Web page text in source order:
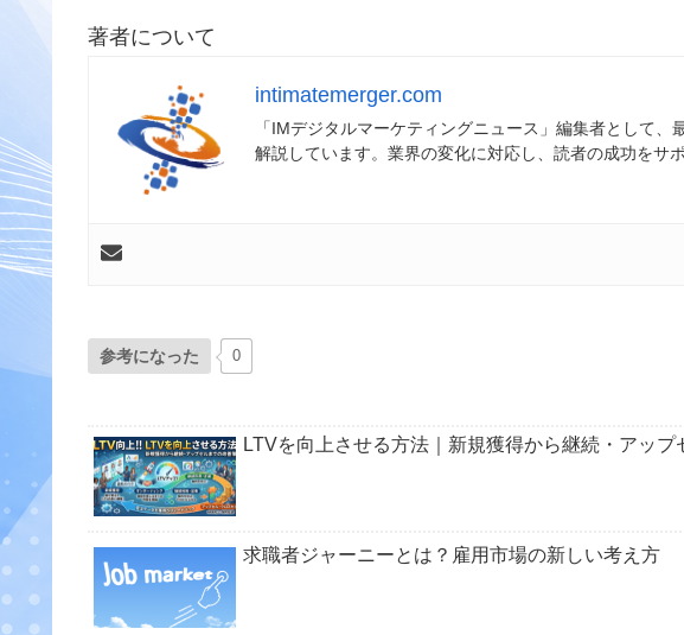
著者について
intimatemerger.com
「IMデジタルマーケティングニュース」編集者として、
解説しています。業界の変化に対応し、読者の成功をサ
参考になった 0
LTVを向上させる方法｜新規獲得から継続・アップ
求職者ジャーニーとは？雇用市場の新しい考え方